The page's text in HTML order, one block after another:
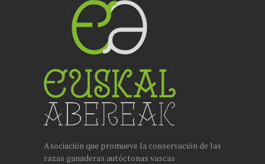
Asociación que promueve la conservación de las
razas ganaderas autóctonas vascas